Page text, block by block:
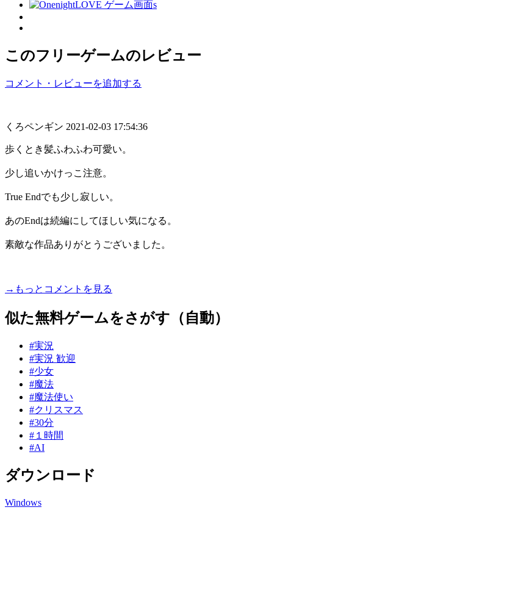
このフリーゲームのレビュー
コメント・レビューを追加する
くろペンギン 2021-02-03 17:54:36
歩くとき髪ふわふわ可愛い。
少し追いかけっこ注意。
True Endでも少し寂しい。
あのEndは続編にしてほしい気になる。
素敵な作品ありがとうございました。
→もっとコメントを見る
似た無料ゲームをさがす（自動）
#実況
#実況 歓迎
#少女
#魔法
#魔法使い
#クリスマス
#30分
#１時間
#AI
ダウンロード
Windows